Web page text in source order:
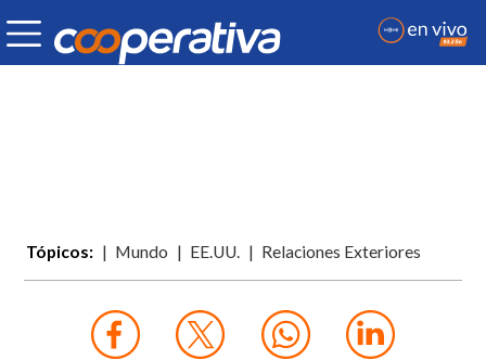
Tópicos: Mundo EE.UU. Relaciones Exteriores